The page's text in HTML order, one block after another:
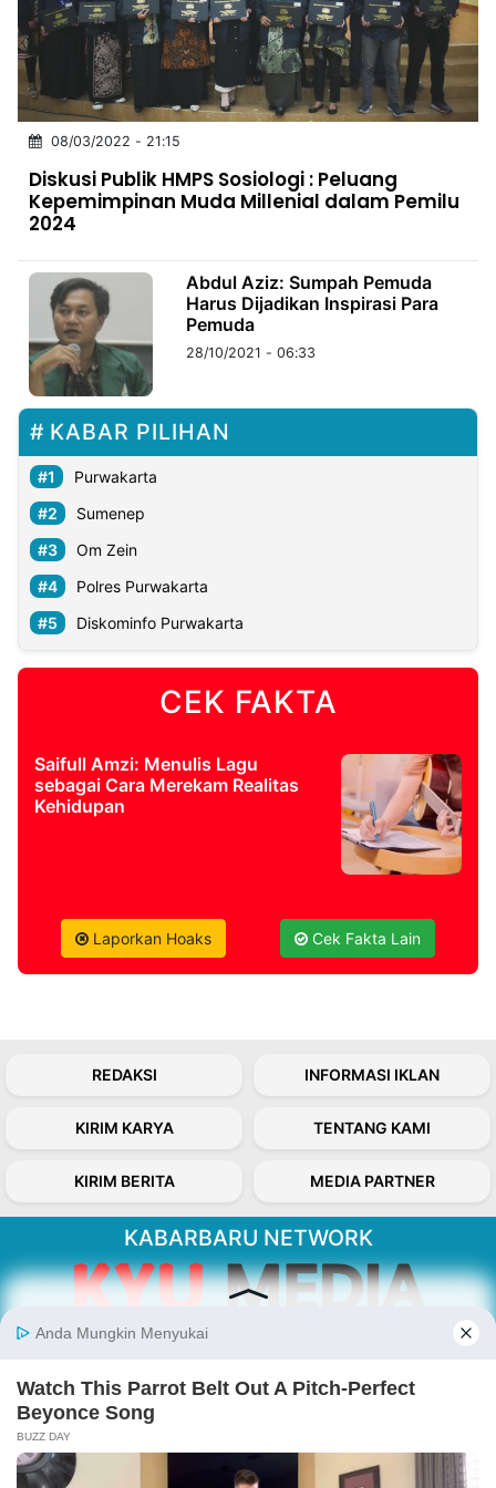
INDONESIA
Partner
NTB
Time
IDN
Jogja
Rakyat
News
Notice
Baru
Kabarbaru
Kabarbaru.co
2026
PT.
Kabarbaru
08/03/2022 - 21:15
Diskusi Publik HMPS Sosiologi : Peluang
Kepemimpinan Muda Millenial dalam Pemilu
2024
Abdul Aziz: Sumpah Pemuda
Harus Dijadikan Inspirasi Para
Pemuda
28/10/2021 - 06:33
KABAR PILIHAN
Purwakarta
Sumenep
Om Zein
Polres Purwakarta
Diskominfo Purwakarta
CEK FAKTA
Saifull Amzi: Menulis Lagu
sebagai Cara Merekam Realitas
Kehidupan
Laporkan Hoaks Cek Fakta Lain
REDAKSI INFORMASI IKLAN
KIRIM KARYA TENTANG KAMI
KIRIM BERITA MEDIA PARTNER
KABARBARU NETWORK
Kabarbaru.co menyajikan berita aktual dan
inspiratif dari sudut pandang berbaik sangka